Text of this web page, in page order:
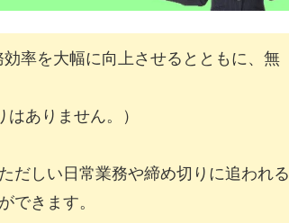
率を大幅に向上させるとともに、無
ありません。）
だしい日常業務や締め切りに追われる
できます。